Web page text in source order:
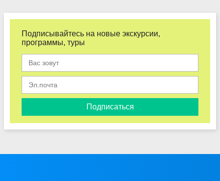
Подписывайтесь на новые экскурсии,
программы, туры
Подписаться